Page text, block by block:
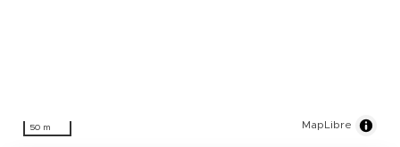
50 m MapLibre